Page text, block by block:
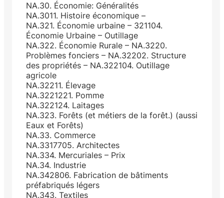
NA.30. Économie: Généralités
NA.3011. Histoire économique –
NA.321. Économie urbaine – 321104.
Économie Urbaine – Outillage
NA.322. Économie Rurale – NA.3220.
Problèmes fonciers – NA.32202. Structure
des propriétés – NA.322104. Outillage
agricole
NA.32211. Élevage
NA.3221221. Pomme
NA.322124. Laitages
NA.323. Forêts (et métiers de la forêt.) (aussi
Eaux et Forêts)
NA.33. Commerce
NA.3317705. Architectes
NA.334. Mercuriales – Prix
NA.34. Industrie
NA.342806. Fabrication de bâtiments
préfabriqués légers
NA.343. Textiles